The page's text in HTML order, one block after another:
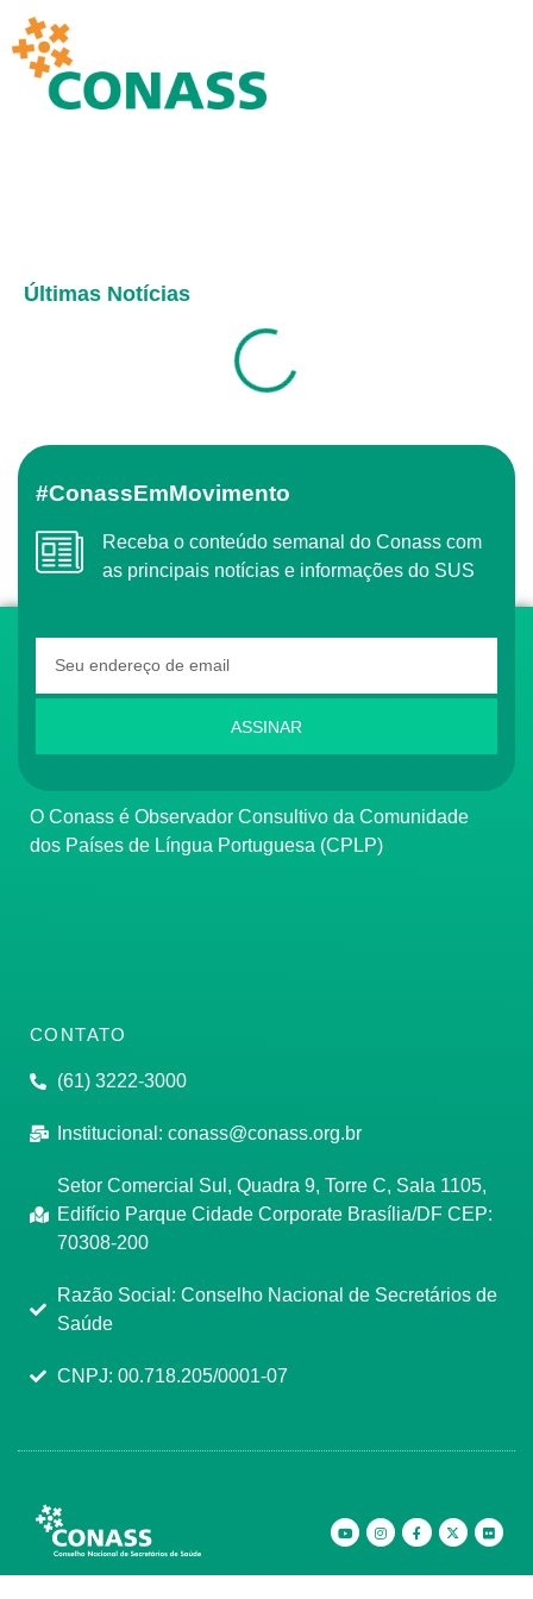
Últimas Notícias
#ConassEmMovimento
Receba o conteúdo semanal do Conass com
as principais notícias e informações do SUS
ASSINAR
O Conass é Observador Consultivo da Comunidade
dos Países de Língua Portuguesa (CPLP)
CONTATO
(61) 3222-3000
Institucional: conass@conass.org.br
Setor Comercial Sul, Quadra 9, Torre C, Sala 1105,
Edifício Parque Cidade Corporate Brasília/DF CEP:
70308-200
Razão Social: Conselho Nacional de Secretários de
Saúde
CNPJ: 00.718.205/0001-07